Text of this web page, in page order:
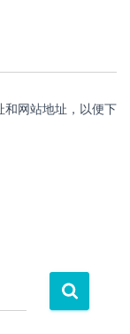
和网站地址，以便下